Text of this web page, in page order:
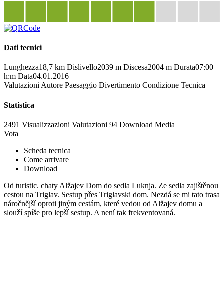
Dati tecnici
Lunghezza18,7 km Dislivello2039 m Discesa2004 m Durata07:00
h:m Data04.01.2016
Valutazioni Autore Paesaggio Divertimento Condizione Tecnica
Statistica
2491 Visualizzazioni Valutazioni 94 Download Media
Vota
Scheda tecnica
Come arrivare
Download
Od turistic. chaty Alžajev Dom do sedla Luknja. Ze sedla zajištěnou
cestou na Triglav. Sestup přes Triglavski dom. Nezdá se mi tato trasa
náročnější oproti jiným cestám, které vedou od Alžajev domu a
slouží spíše pro lepší sestup. A není tak frekventovaná.